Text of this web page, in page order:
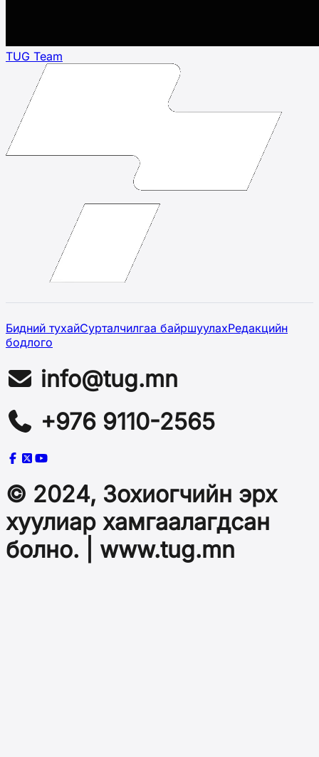
TUG Team
Бидний тухайСурталчилгаа байршуулахРедакцийн
бодлого
info@tug.mn
+976 9110-2565
© 2024, Зохиогчийн эрх
хуулиар хамгаалагдсан
болно. | www.tug.mn